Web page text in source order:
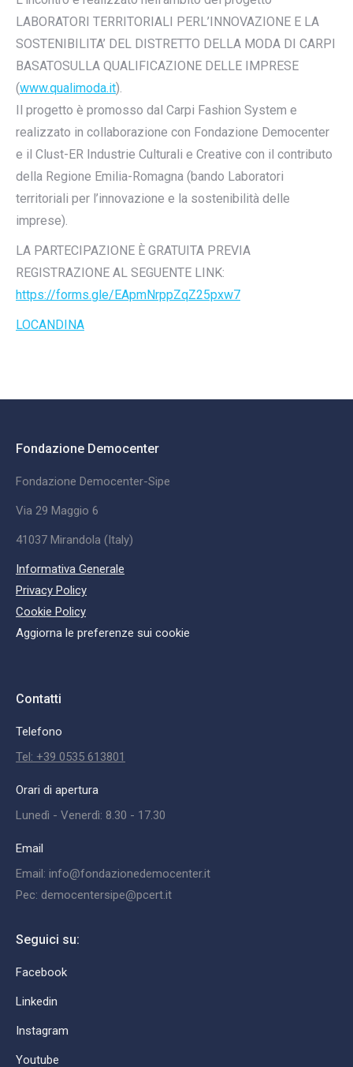
LABORATORI TERRITORIALI PERL’INNOVAZIONE E LA
SOSTENIBILITA’ DEL DISTRETTO DELLA MODA DI CARPI
BASATOSULLA QUALIFICAZIONE DELLE IMPRESE
(www.qualimoda.it).
Il progetto è promosso dal Carpi Fashion System e
realizzato in collaborazione con Fondazione Democenter
e il Clust-ER Industrie Culturali e Creative con il contributo
della Regione Emilia-Romagna (bando Laboratori
territoriali per l’innovazione e la sostenibilità delle
imprese).
LA PARTECIPAZIONE È GRATUITA PREVIA
REGISTRAZIONE AL SEGUENTE LINK:
https://forms.gle/EApmNrppZqZ25pxw7
LOCANDINA
Fondazione Democenter
Fondazione Democenter-Sipe
Via 29 Maggio 6
41037 Mirandola (Italy)
Informativa Generale
Privacy Policy
Cookie Policy
Aggiorna le preferenze sui cookie
Contatti
Telefono
Tel: +39 0535 613801
Orari di apertura
Lunedì - Venerdì: 8.30 - 17.30
Email
Email: info@fondazionedemocenter.it
Pec: democentersipe@pcert.it
Seguici su:
Facebook
Linkedin
Instagram
Youtube